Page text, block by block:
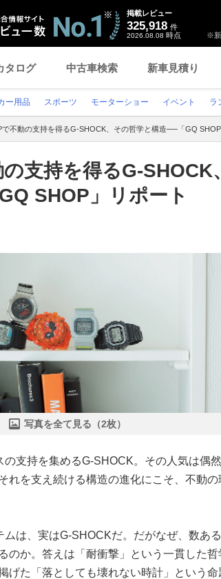
※新
掲載レビュー
325,918 件
2026.08.08 時点
タログ 中古車検索 新車見積り
ー用品 スポーツ モーターショー イベント ラ
で不動の支持を得るG-SHOCK、その哲学と構造──「GQ
支持を得るG-SHOCK
SHOP」リポート
写真を全て見る（2枚）
支持を集めるG-SHOCK。その人気は偶然
れを支え続ける構造の進化にこそ、不動
は、実はG-SHOCKだ。だがなぜ、数あ
のか。答えは「耐衝撃」という一貫した哲
げた「落としても壊れない時計」という命